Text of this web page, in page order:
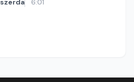
szerda 6:01